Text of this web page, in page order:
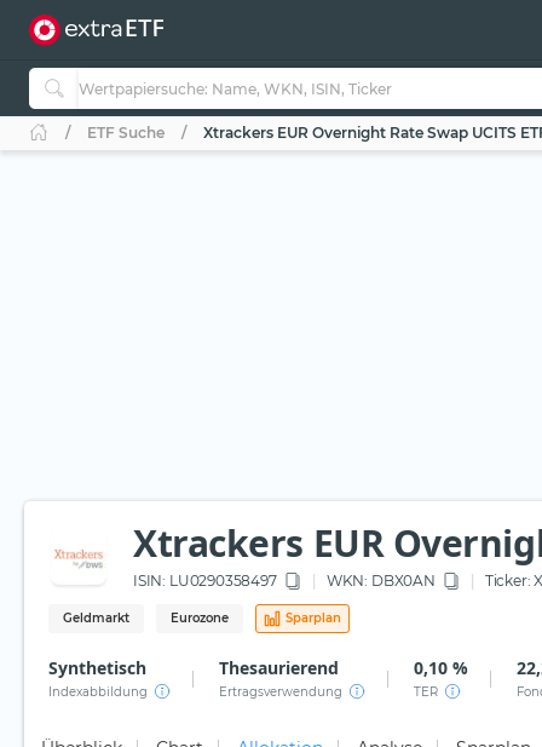
ETF Suche Xtrackers EUR Overnight Rate Swap UCITS
Xtrackers EUR
ISIN: LU0290358497 WKN: DBX0AN Ticker:
Geldmarkt Eurozone Sparplan
Synthetisch
Indexabbildung
Thesaurierend
Ertragsverwendung
0,10 %
TER